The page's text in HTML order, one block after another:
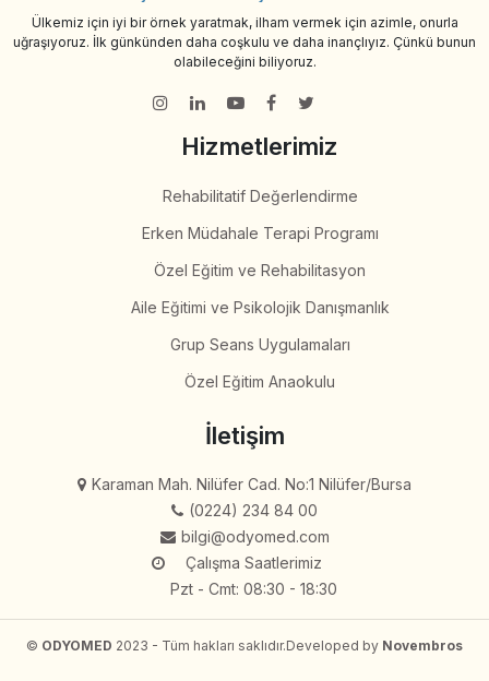
Ülkemiz için iyi bir örnek yaratmak, ilham vermek için azimle, onurla
uğraşıyoruz. İlk günkünden daha coşkulu ve daha inançlıyız. Çünkü bunun
olabileceğini biliyoruz.
Hizmetlerimiz
Rehabilitatif Değerlendirme
Erken Müdahale Terapi Programı
Özel Eğitim ve Rehabilitasyon
Aile Eğitimi ve Psikolojik Danışmanlık
Grup Seans Uygulamaları
Özel Eğitim Anaokulu
İletişim
Karaman Mah. Nilüfer Cad. No:1 Nilüfer/Bursa
(0224) 234 84 00
bilgi@odyomed.com
Çalışma Saatlerimiz
Pzt - Cmt: 08:30 - 18:30
© ODYOMED 2023 - Tüm hakları saklıdır.Developed by Novembros